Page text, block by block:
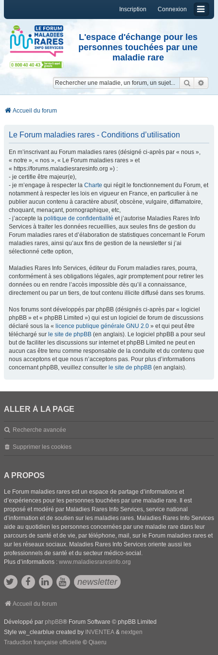
Connexion
Inscription
L'espace d'échange pour les
personnes touchées par une
maladie rare
Accueil du forum
Le Forum maladies rares - Conditions d’utilisation
En m’inscrivant au Forum maladies rares (désigné ci-après par « nous »,
« notre », « nos », « Le Forum maladies rares » et
« https://forums.maladiesraresinfo.org ») :
- je certifie être majeur(e),
- je m’engage à respecter la Charte qui régit le fonctionnement du Forum, et
notamment à respecter les lois en vigueur en France, en particulier à ne
publier aucun contenu à caractère abusif, obscène, vulgaire, diffamatoire,
choquant, menaçant, pornographique, etc,
- j’accepte la politique de confidentialité et j’autorise Maladies Rares Info
Services à traiter les données recueillies, aux seules fins de gestion du
Forum maladies rares et d’élaboration de statistiques concernant le Forum
maladies rares, ainsi qu’aux fins de gestion de la newsletter si j’ai
sélectionné cette option,
Maladies Rares Info Services, éditeur du Forum maladies rares, pourra,
conformément à ses obligations légales, agir promptement pour retirer les
données ou en rendre l’accès impossible dès qu’il a connaissance,
directement ou par un tiers, de tout contenu illicite diffusé dans ses forums.
Nos forums sont développés par phpBB (désignés ci-après par « logiciel
phpBB » et « phpBB Limited ») qui est un logiciel de forum de discussions
déclaré sous la « licence publique générale GNU 2.0 » et qui peut être
téléchargé sur le site de phpBB (en anglais). Le logiciel phpBB a pour seul
but de faciliter les discussions sur internet et phpBB Limited ne peut en
aucun cas être tenu comme responsable de la conduite et du contenu que
nous acceptons et que nous n’acceptons pas. Pour plus d’informations
concernant phpBB, veuillez consulter le site de phpBB (en anglais).
ALLER À LA PAGE
Recherche avancée
Supprimer les cookies
A PROPOS
Le Forum maladies rares est un espace de partage d’informations et
d’expériences pour les personnes touchées par une maladie rare. Il est
proposé et modéré par Maladies Rares Info Services, service national
d’information et de soutien sur les maladies rares. Maladies Rares Info Services
aide au quotidien les personnes concernées par une maladie rare dans leur
parcours de santé et de vie, par téléphone, mail, sur le Forum maladies rares et
sur les réseaux sociaux. Maladies Rares Info Services oriente aussi les
professionnels de santé et du secteur médico-social.
Plus d’informations : www.maladiesraresinfo.org
newsletter
Accueil du forum
Développé par phpBB® Forum Software © phpBB Limited
Style we_clearblue created by INVENTEA & nextgen
Traduction française officielle © Qiaeru